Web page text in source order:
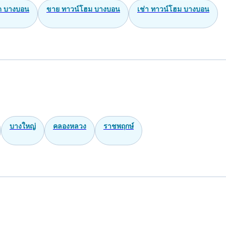
บางบอน ขาย ทาวน์โฮม บางบอน เช่า ทาวน์โฮม บางบอน
บางใหญ่ คลองหลวง ราชพฤกษ์